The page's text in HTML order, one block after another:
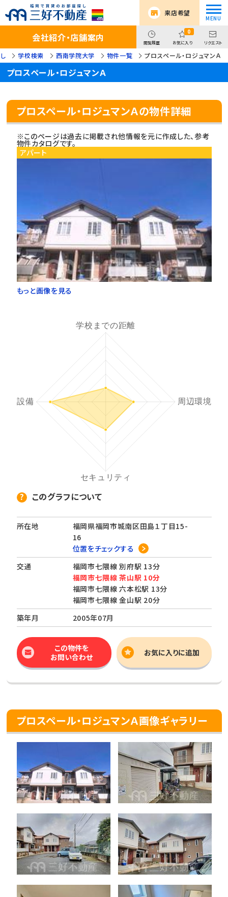
来店希望
会社紹介・店舗案内 閲覧履歴
0
お気に入り リクエスト
学校検索 西南学院大学 物件一覧 プロスペール・ロジュマンＡ
プロスペール・ロジュマンＡ
プロスペール・ロジュマンＡの物件詳細
※このページは過去に掲載され他情報を元に作成した、参考
物件カタログです。
アパート
もっと画像を見る
このグラフについて
所在地
福岡県福岡市城南区田島１丁目15-
16
位置をチェックする
交通
福岡市七隈線 別府駅 13分
福岡市七隈線 茶山駅 10分
福岡市七隈線 六本松駅 13分
福岡市七隈線 金山駅 20分
築年月
2005年07月
この物件を
お問い合わせ
お気に入りに追加
プロスペール・ロジュマンＡ画像ギャラリー